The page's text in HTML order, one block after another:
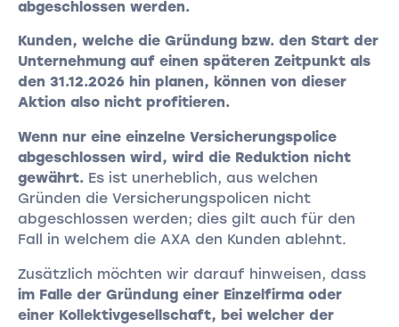
abgeschlossen werden.
Kunden, welche die Gründung bzw. den Start der
Unternehmung auf einen späteren Zeitpunkt als
den 31.12.2026 hin planen, können von dieser
Aktion also nicht profitieren.
Wenn nur eine einzelne Versicherungspolice
abgeschlossen wird, wird die Reduktion nicht
gewährt.Es ist unerheblich, aus welchen
Gründen die Versicherungspolicen nicht
abgeschlossen werden; dies gilt auch für den
Fall in welchem die AXA den Kunden ablehnt.
Zusätzlich möchten wir darauf hinweisen, dass
im Falle der Gründung einer Einzelfirma oder
einer Kollektivgesellschaft, bei welcher der